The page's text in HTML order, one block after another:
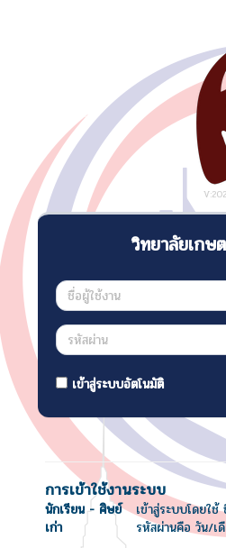
วิทยาลัยเกษ
เข้าสู่ระบบอัตโนมัติ
การเข้าใช้งานระบบ
นักเรียน - ศิษย์
เก่า
เข้าสู่ระบบโดยใ
รหัสผ่านคือ วัน/